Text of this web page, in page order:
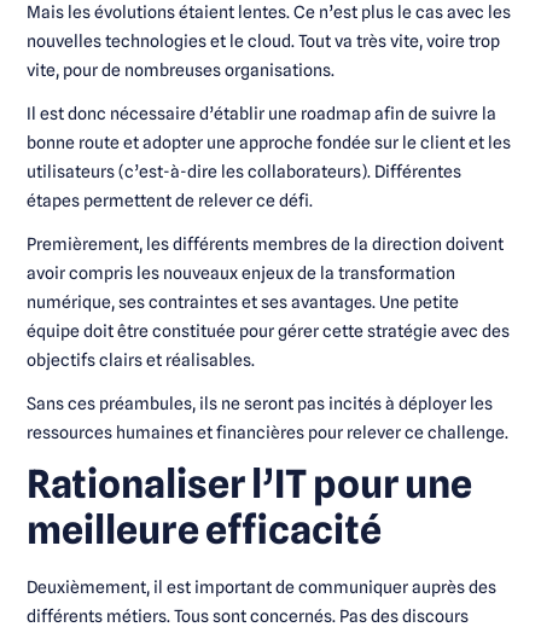
Mais les évolutions étaient lentes. Ce n’est plus le cas avec les
nouvelles technologies et le cloud. Tout va très vite, voire trop
vite, pour de nombreuses organisations.
Il est donc nécessaire d’établir une roadmap afin de suivre la
bonne route et adopter une approche fondée sur le client et les
utilisateurs (c’est-à-dire les collaborateurs). Différentes
étapes permettent de relever ce défi.
Premièrement, les différents membres de la direction doivent
avoir compris les nouveaux enjeux de la transformation
numérique, ses contraintes et ses avantages. Une petite
équipe doit être constituée pour gérer cette stratégie avec des
objectifs clairs et réalisables.
Sans ces préambules, ils ne seront pas incités à déployer les
ressources humaines et financières pour relever ce challenge.
Rationaliser l’IT pour une
meilleure efficacité
Deuxièmement, il est important de communiquer auprès des
différents métiers. Tous sont concernés. Pas des discours